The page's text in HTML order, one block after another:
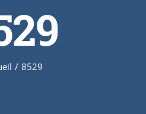
/ 8529